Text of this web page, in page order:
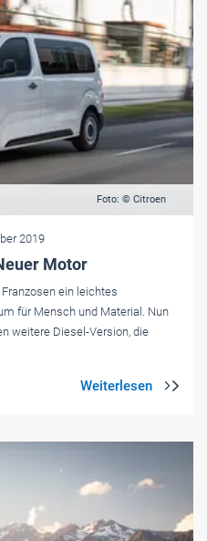
Foto: © Citroen
2019
Motor
ein leichtes
für Mensch und Material. Nun
weitere Diesel-Version, die